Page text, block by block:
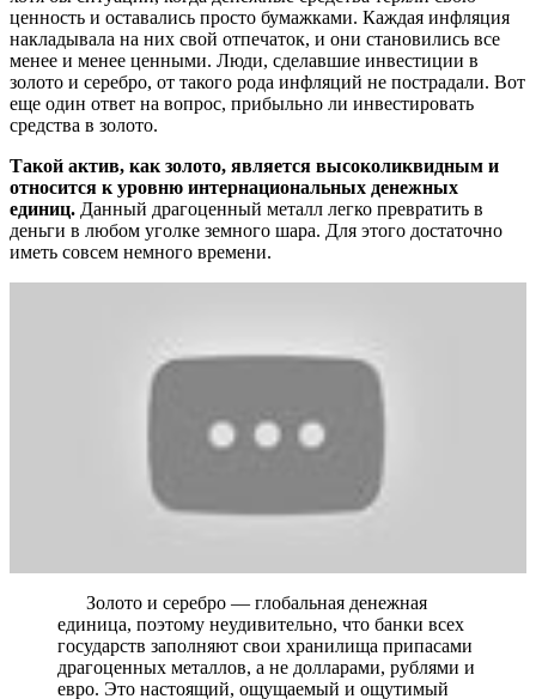
ценность и оставались просто бумажками. Каждая инфляция
накладывала на них свой отпечаток, и они становились все
менее и менее ценными. Люди, сделавшие инвестиции в
золото и серебро, от такого рода инфляций не пострадали. Вот
еще один ответ на вопрос, прибыльно ли инвестировать
средства в золото.
Такой актив, как золото, является высоколиквидным и
относится к уровню интернациональных денежных
единиц. Данный драгоценный металл легко превратить в
деньги в любом уголке земного шара. Для этого достаточно
иметь совсем немного времени.
Золото и серебро — глобальная денежная
единица, поэтому неудивительно, что банки всех
государств заполняют свои хранилища припасами
драгоценных металлов, а не долларами, рублями и
евро. Это настоящий, ощущаемый и ощутимый